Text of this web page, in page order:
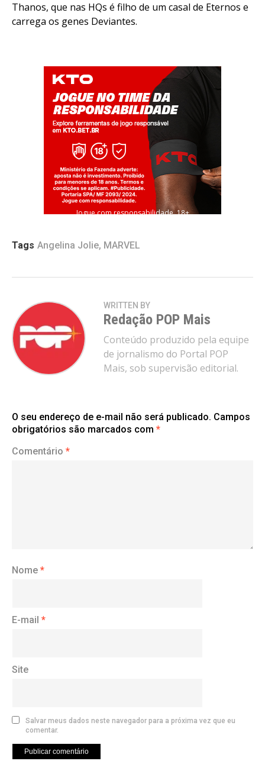
Thanos, que nas HQs é filho de um casal de Eternos e
carrega os genes Deviantes.
Jogue com responsabilidade. 18+
Tags Angelina Jolie, MARVEL
WRITTEN BY
Redação POP Mais
Conteúdo produzido pela equipe
de jornalismo do Portal POP
Mais, sob supervisão editorial.
O seu endereço de e-mail não será publicado. Campos
obrigatórios são marcados com *
Comentário *
Nome *
E-mail *
Site
Salvar meus dados neste navegador para a próxima vez que eu
comentar.
Flipboard
Pinterest
Email